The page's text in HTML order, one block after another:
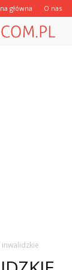
główna O nas
inwalidzkie